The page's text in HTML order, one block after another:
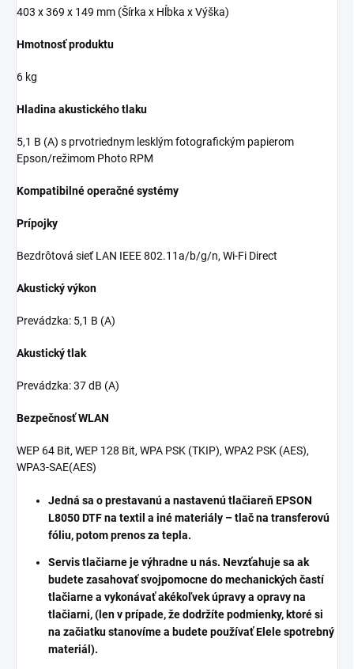
403‎ x 369 x 149 mm (Šírka x Hĺbka x Výška)
Hmotnosť produktu
6 kg
Hladina akustického tlaku
5,1 B (A) s prvotriednym lesklým fotografickým papierom
Epson/režimom Photo RPM
Kompatibilné operačné systémy
Prípojky
Bezdrôtová sieť LAN IEEE 802.11a/b/g/n, Wi-Fi Direct
Akustický výkon
Prevádzka: 5,1 B (A)
Akustický tlak
Prevádzka: 37 dB (A)
Bezpečnosť WLAN
WEP 64 Bit, WEP 128 Bit, WPA PSK (TKIP), WPA2 PSK (AES),
WPA3-SAE(AES)
Jedná sa o prestavanú a nastavenú tlačiareň EPSON
L8050 DTF na textil a iné materiály – tlač na transferovú
fóliu, potom prenos za tepla.
Servis tlačiarne je výhradne u nás. Nevzťahuje sa ak
budete zasahovať svojpomocne do mechanických častí
tlačiarne a vykonávať akékoľvek úpravy a opravy na
tlačiarni, (len v prípade, že dodržíte podmienky, ktoré si
na začiatku stanovíme a budete používať Elele spotrebný
materiál).